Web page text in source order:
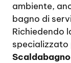
ambiente,
bagno di
Richiedendo
specializzato